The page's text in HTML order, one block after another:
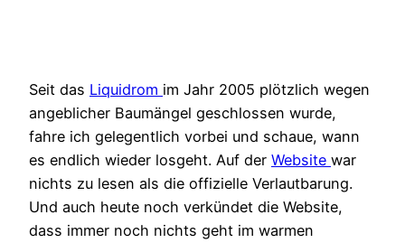
Seit das Liquidrom im Jahr 2005 plötzlich wegen
angeblicher Baumängel geschlossen wurde,
fahre ich gelegentlich vorbei und schaue, wann
es endlich wieder losgeht. Auf der Website war
nichts zu lesen als die offizielle Verlautbarung.
Und auch heute noch verkündet die Website,
dass immer noch nichts geht im warmen